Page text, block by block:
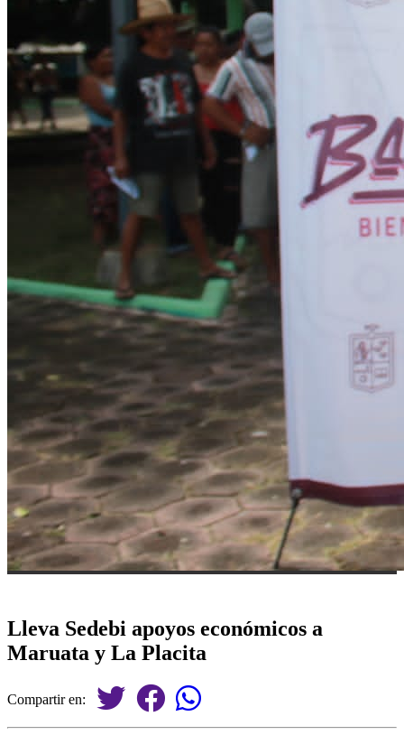
Lleva Sedebi apoyos económicos a
Maruata y La Placita
Compartir en: